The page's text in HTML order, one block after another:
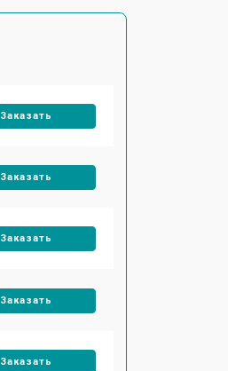
Заказать
Заказать
Заказать
Заказать
Заказать